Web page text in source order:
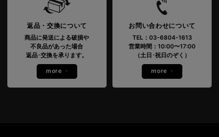
返品・交換について
商品に発送による破損や
不良品があった場合
返品･交換を承ります。
more
お問い合わせについて
TEL：03-6804-1613
営業時間：10:00〜17:00
（土日･祝日のぞく）
more